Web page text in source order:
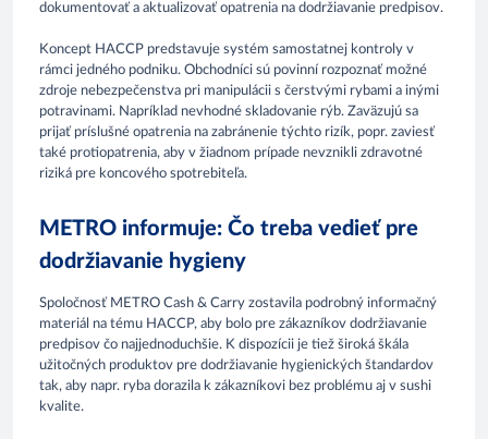
dokumentovať a aktualizovať opatrenia na dodržiavanie predpisov.
Koncept HACCP predstavuje systém samostatnej kontroly v
rámci jedného podniku. Obchodníci sú povinní rozpoznať možné
zdroje nebezpečenstva pri manipulácii s čerstvými rybami a inými
potravinami. Napríklad nevhodné skladovanie rýb. Zaväzujú sa
prijať príslušné opatrenia na zabránenie týchto rizík, popr. zaviesť
také protiopatrenia, aby v žiadnom prípade nevznikli zdravotné
riziká pre koncového spotrebiteľa.
METRO informuje: Čo treba vedieť pre
dodržiavanie hygieny
Spoločnosť METRO Cash & Carry zostavila podrobný informačný
materiál na tému HACCP, aby bolo pre zákazníkov dodržiavanie
predpisov čo najjednoduchšie. K dispozícii je tiež široká škála
užitočných produktov pre dodržiavanie hygienických štandardov
tak, aby napr. ryba dorazila k zákazníkovi bez problému aj v sushi
kvalite.